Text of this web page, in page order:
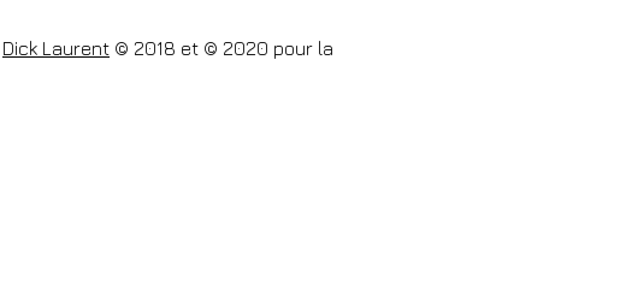
Dick Laurent © 2018 et © 2020 pour la